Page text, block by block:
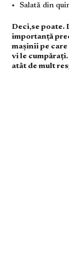
Salată din
Deci,se poate.
importanță
mașinii pe
vi le
atât de mult